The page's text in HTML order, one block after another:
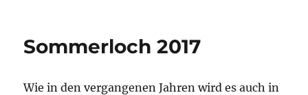
Sommerloch 2017
Wie in den vergangenen Jahren wird es auch in